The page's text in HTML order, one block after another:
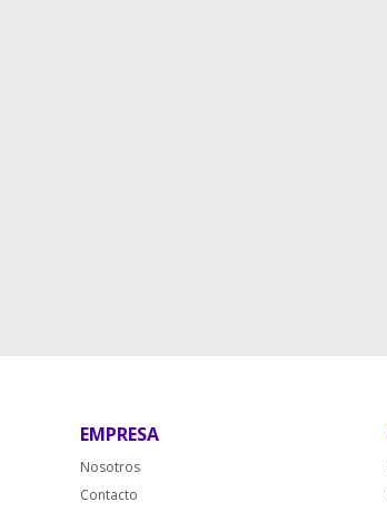
EMPRESA
Nosotros
Contacto